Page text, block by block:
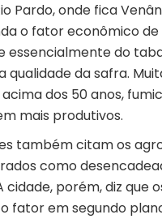
Pardo, onde fica
o fator econômico de
essencialmente do
qualidade da safra.
dos 50 anos,
mais produtivos.
também citam os
como
cidade, porém, diz que
fator em segundo